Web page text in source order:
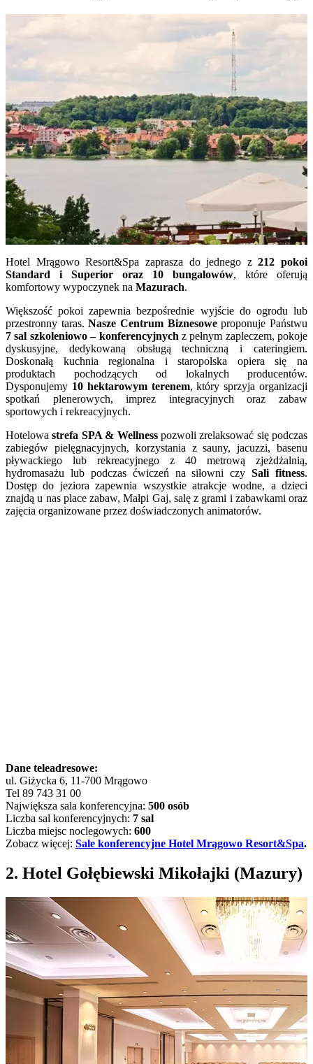
Hotel Mrągowo Resort&Spa zaprasza do jednego z212 pokoi
Standard i Superior oraz 10 bungalowów, które oferują
komfortowy wypoczynek na Mazurach.
Większość pokoi zapewnia bezpośrednie wyjście do ogrodu lub
przestronny taras.Nasze Centrum Biznesoweproponuje Państwu
7 sal szkoleniowo – konferencyjnych z pełnym zapleczem, pokoje
dyskusyjne, dedykowaną obsługą techniczną i cateringiem.
Doskonałą kuchnia regionalna i staropolska opiera się na
produktach pochodzących od lokalnych producentów.
Dysponujemy 10 hektarowym terenem, który sprzyja organizacji
spotkań plenerowych, imprez integracyjnych oraz zabaw
sportowych i rekreacyjnych.
Hotelowastrefa SPA & Wellnesspozwoli zrelaksować się podczas
zabiegów pielęgnacyjnych, korzystania z sauny, jacuzzi, basenu
pływackiego lub rekreacyjnego z 40 metrową zjeżdżalnią,
hydromasażu lub podczas ćwiczeń na siłowni czySali fitness.
Dostęp do jeziora zapewnia wszystkie atrakcje wodne, a dzieci
znajdą u nas place zabaw, Małpi Gaj, salę z grami i zabawkami oraz
zajęcia organizowane przez doświadczonych animatorów.
Dane teleadresowe:
ul. Giżycka 6, 11-700 Mrągowo
Tel 89 743 31 00
Największa sala konferencyjna: 500 osób
Liczba sal konferencyjnych: 7 sal
Liczba miejsc noclegowych: 600
Zobacz więcej: Sale konferencyjne Hotel Mrągowo Resort&Spa.
2. Hotel Gołębiewski Mikołajki (Mazury)